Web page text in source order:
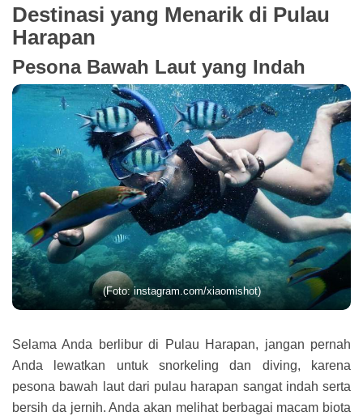
Destinasi yang Menarik di Pulau
Harapan
Pesona Bawah Laut yang Indah
(Foto: instagram.com/xiaomishot)
Selama Anda berlibur di Pulau Harapan, jangan pernah
Anda lewatkan untuk snorkeling dan diving, karena
pesona bawah laut dari pulau harapan sangat indah serta
bersih da jernih. Anda akan melihat berbagai macam biota